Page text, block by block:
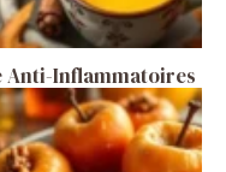
Anti-Inflammatoires